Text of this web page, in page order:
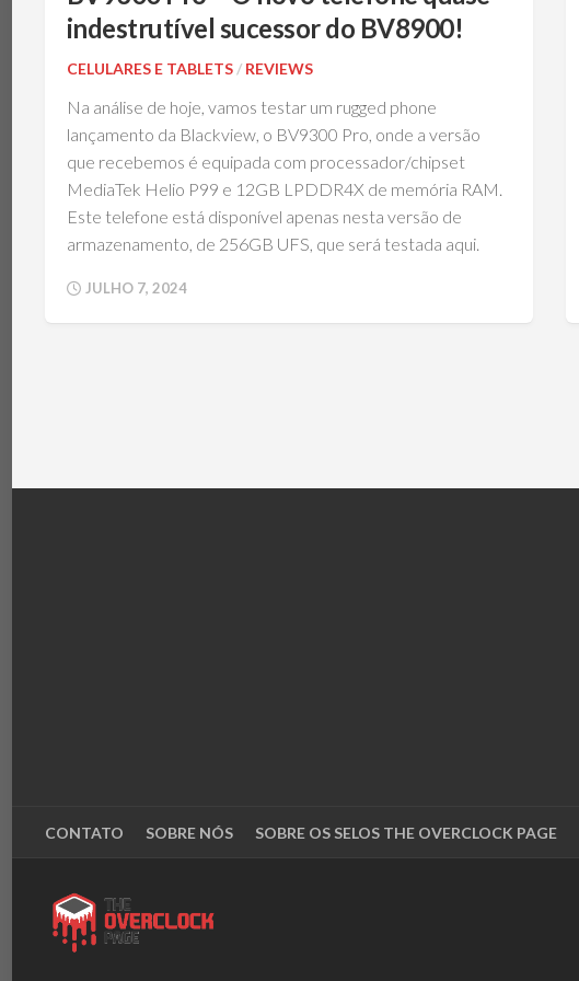
V
POWERBOARD
(PELTIER)
MEMÓRIAS
NOTEBOOKS
PERIFÉRICOS
PLACAS-
MÃE
SISTEMAS
DE
REFRIGERAÇÃO
E
indestrutível sucessor do BV8900!
CELULARES E TABLETS/ REVIEWS
Na análise de hoje, vamos testar um rugged phone
lançamento da Blackview, o BV9300 Pro, onde a versão
que recebemos é equipada com processador/chipset
MediaTek Helio P99 e 12GB LPDDR4X de memória RAM.
Este telefone está disponível apenas nesta versão de
armazenamento, de 256GB UFS, que será testada aqui.
JULHO 7, 2024
CONTATO SOBRE NÓS SOBRE OS SELOS THE OVERCLOCK PAGE